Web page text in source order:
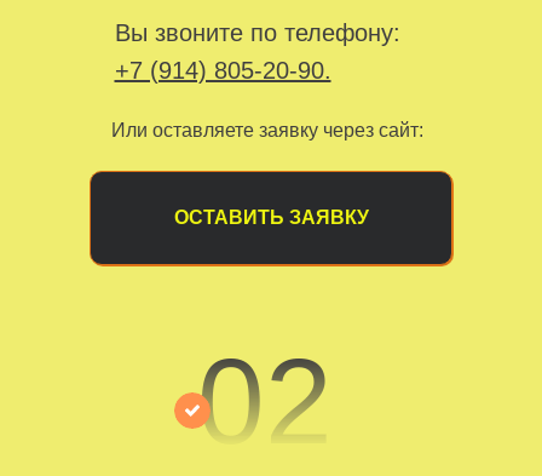
Вы звоните по телефону:
+7 (914) 805-20-90.
Или оставляете заявку через сайт:
ОСТАВИТЬ ЗАЯВКУ
02